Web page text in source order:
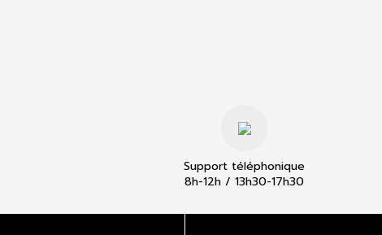
Support téléphonique
8h-12h / 13h30-17h30